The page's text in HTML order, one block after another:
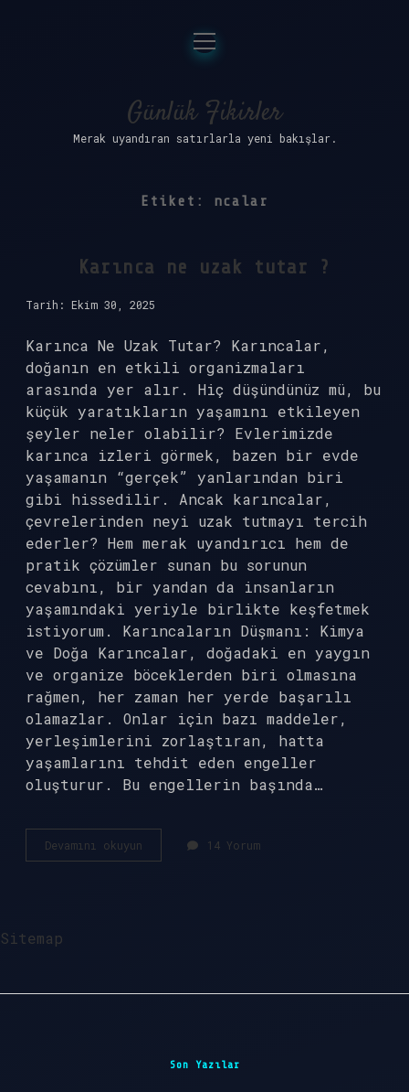
Anasayfa
Gizlilik Politikası
Yasal Uyarı
menüyü
aç
Günlük Fikirler
Merak uyandıran satırlarla yeni bakışlar.
Etiket: ncalar
Karınca ne uzak tutar ?
Tarih: Ekim 30, 2025
Karınca Ne Uzak Tutar? Karıncalar,
doğanın en etkili organizmaları
arasında yer alır. Hiç düşündünüz mü, bu
küçük yaratıkların yaşamını etkileyen
şeyler neler olabilir? Evlerimizde
karınca izleri görmek, bazen bir evde
yaşamanın “gerçek” yanlarından biri
gibi hissedilir. Ancak karıncalar,
çevrelerinden neyi uzak tutmayı tercih
ederler? Hem merak uyandırıcı hem de
pratik çözümler sunan bu sorunun
cevabını, bir yandan da insanların
yaşamındaki yeriyle birlikte keşfetmek
istiyorum. Karıncaların Düşmanı: Kimya
ve Doğa Karıncalar, doğadaki en yaygın
ve organize böceklerden biri olmasına
rağmen, her zaman her yerde başarılı
olamazlar. Onlar için bazı maddeler,
yerleşimlerini zorlaştıran, hatta
yaşamlarını tehdit eden engeller
oluşturur. Bu engellerin başında…
Devamını okuyun
ne
14 Yorum
Sitemap
Son Yazılar